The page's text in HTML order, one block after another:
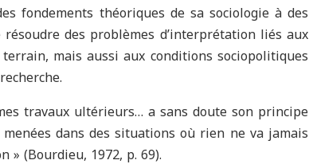
fondements théoriques de sa sociologie à des
des problèmes d’interprétation liés aux
mais aussi aux conditions sociopolitiques
travaux ultérieurs… a sans doute son principe
dans des situations où rien ne va jamais
» (Bourdieu, 1972, p. 69).